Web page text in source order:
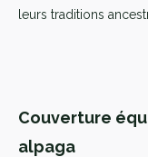
leurs traditions
Couverture
alpaga